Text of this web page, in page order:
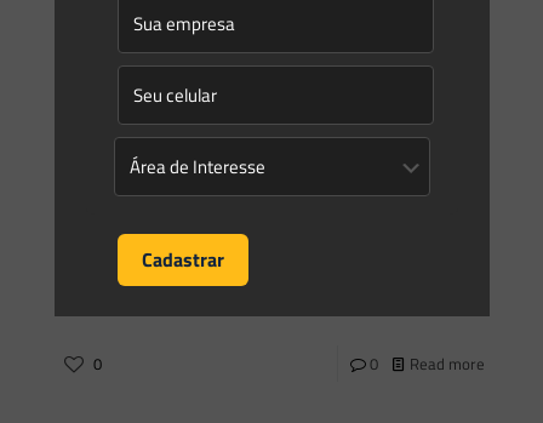
0 Read more
Saes Advogados on
Novidades | Âmbito Estadual: Paraná
INSTITUTO ÁGUA E TERRA INSTRUÇÃO NORMATIVA IAT Nº 1,
DE 31 DE JANEIRO DE 2023 Dispõe sobre instruções para os
procedimentos administrativos de Autorizações Ambientais
0 0 Read more